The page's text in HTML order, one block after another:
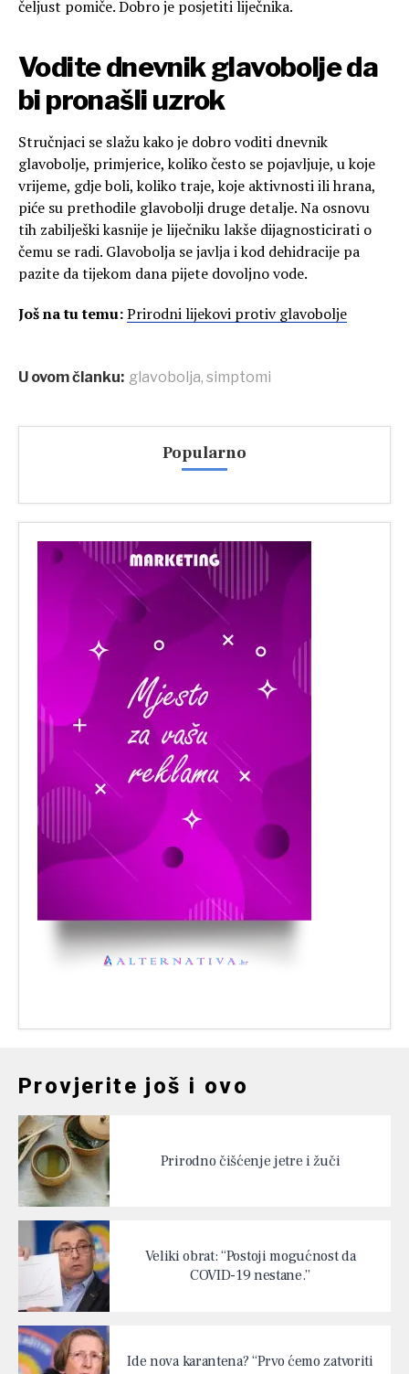
čeljust pomiče. Dobro je posjetiti liječnika.
Vodite dnevnik glavobolje da
bi pronašli uzrok
Stručnjaci se slažu kako je dobro voditi dnevnik
glavobolje, primjerice, koliko često se pojavljuje, u koje
vrijeme, gdje boli, koliko traje, koje aktivnosti ili hrana,
piće su prethodile glavobolji druge detalje. Na osnovu
tih zabilješki kasnije je liječniku lakše dijagnosticirati o
čemu se radi. Glavobolja se javlja i kod dehidracije pa
pazite da tijekom dana pijete dovoljno vode.
Još na tu temu:Prirodni lijekovi protiv glavobolje
U ovom članku: glavobolja, simptomi
Popularno
Provjerite još i ovo
Prirodno čišćenje jetre i žuči
Veliki obrat: “Postoji mogućnost da
COVID-19 nestane.”
Ide nova karantena? “Prvo ćemo zatvoriti